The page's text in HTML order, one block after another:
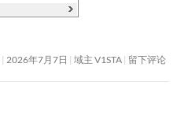
2026年7月7日 域主 V1STA 留下评论